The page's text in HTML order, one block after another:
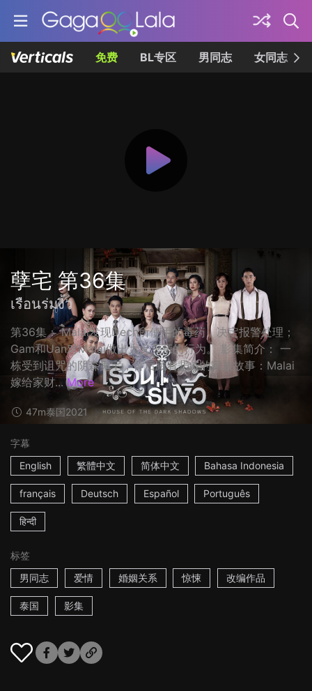
免费 BL专区 男同志 女同志
孽宅 第36集
เรือนร่มงิ้ว
第36集： Malai发现Dech所使用的毒药，决定报警处理；
Gam和Uan对Malai做出大义灭亲的行为。 影集简介： 一
栋受到诅咒的阴森鬼宅，背后藏着悲戚的家族故事：Malai
嫁给家财... More
47m泰国2021
字幕
English
繁體中文 简体中文 Bahasa Indonesia
français Deutsch Español Português
हिन्दी
标签
男同志
爱情 婚姻关系 惊悚 改编作品
泰国 影集